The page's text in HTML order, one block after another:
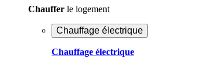
Chauffer le logement
Chauffage électrique
Chauffage électrique